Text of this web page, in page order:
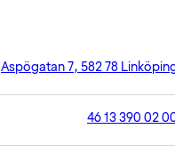
Aspögatan 7, 582 78
46 13 390 02